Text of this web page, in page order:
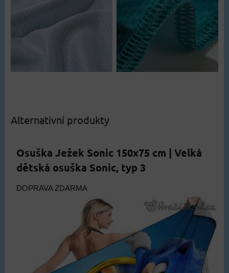
Alternativní produkty
Osuška Ježek Sonic 150x75 cm | Velká
dětská osuška Sonic, typ 3
DOPRAVA ZDARMA